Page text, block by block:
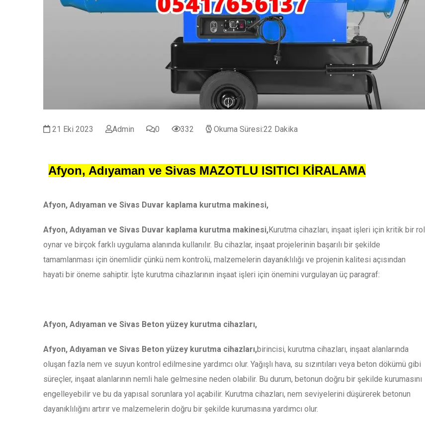
21 Eki 2023 Admin 0 332 Okuma Süresi:22 Dakika
Afyon, Adıyaman ve Sivas MAZOTLU ISITICI KİRALAMA
Afyon, Adıyaman ve Sivas Duvar kaplama kurutma makinesi,
Afyon, Adıyaman ve Sivas Duvar kaplama kurutma makinesi,Kurutma cihazları, inşaat işleri için kritik bir rol
oynar ve birçok farklı uygulama alanında kullanılır. Bu cihazlar, inşaat projelerinin başarılı bir şekilde
tamamlanması için önemlidir çünkü nem kontrolü, malzemelerin dayanıklılığı ve projenin kalitesi açısından
hayati bir öneme sahiptir. İşte kurutma cihazlarının inşaat işleri için önemini vurgulayan üç paragraf:
Afyon, Adıyaman ve Sivas Beton yüzey kurutma cihazları,
Afyon, Adıyaman ve Sivas Beton yüzey kurutma cihazları,birincisi, kurutma cihazları, inşaat alanlarında
oluşan fazla nem ve suyun kontrol edilmesine yardımcı olur. Yağışlı hava, su sızıntıları veya beton dökümü gibi
süreçler, inşaat alanlarının nemli hale gelmesine neden olabilir. Bu durum, betonun doğru bir şekilde kurumasını
engelleyebilir ve bu da yapısal sorunlara yol açabilir. Kurutma cihazları, nem seviyelerini düşürerek betonun
dayanıklılığını artırır ve malzemelerin doğru bir şekilde kurumasına yardımcı olur.